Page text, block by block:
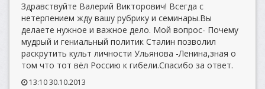
Здравствуйте Валерий Викторович! Всегда с
нетерпением жду вашу рубрику и семинары.Вы
делаете нужное и важное дело. Мой вопрос- Почему
мудрый и гениальный политик Сталин позволил
раскрутить культ личности Ульянова -Ленина,зная о
том что тот вёл Россию к гибели.Спасибо за ответ.
13:10 30.10.2013